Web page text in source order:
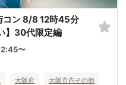
コン 8/8 12時45分
】30代限定編
〜
大阪府 大阪市内その他